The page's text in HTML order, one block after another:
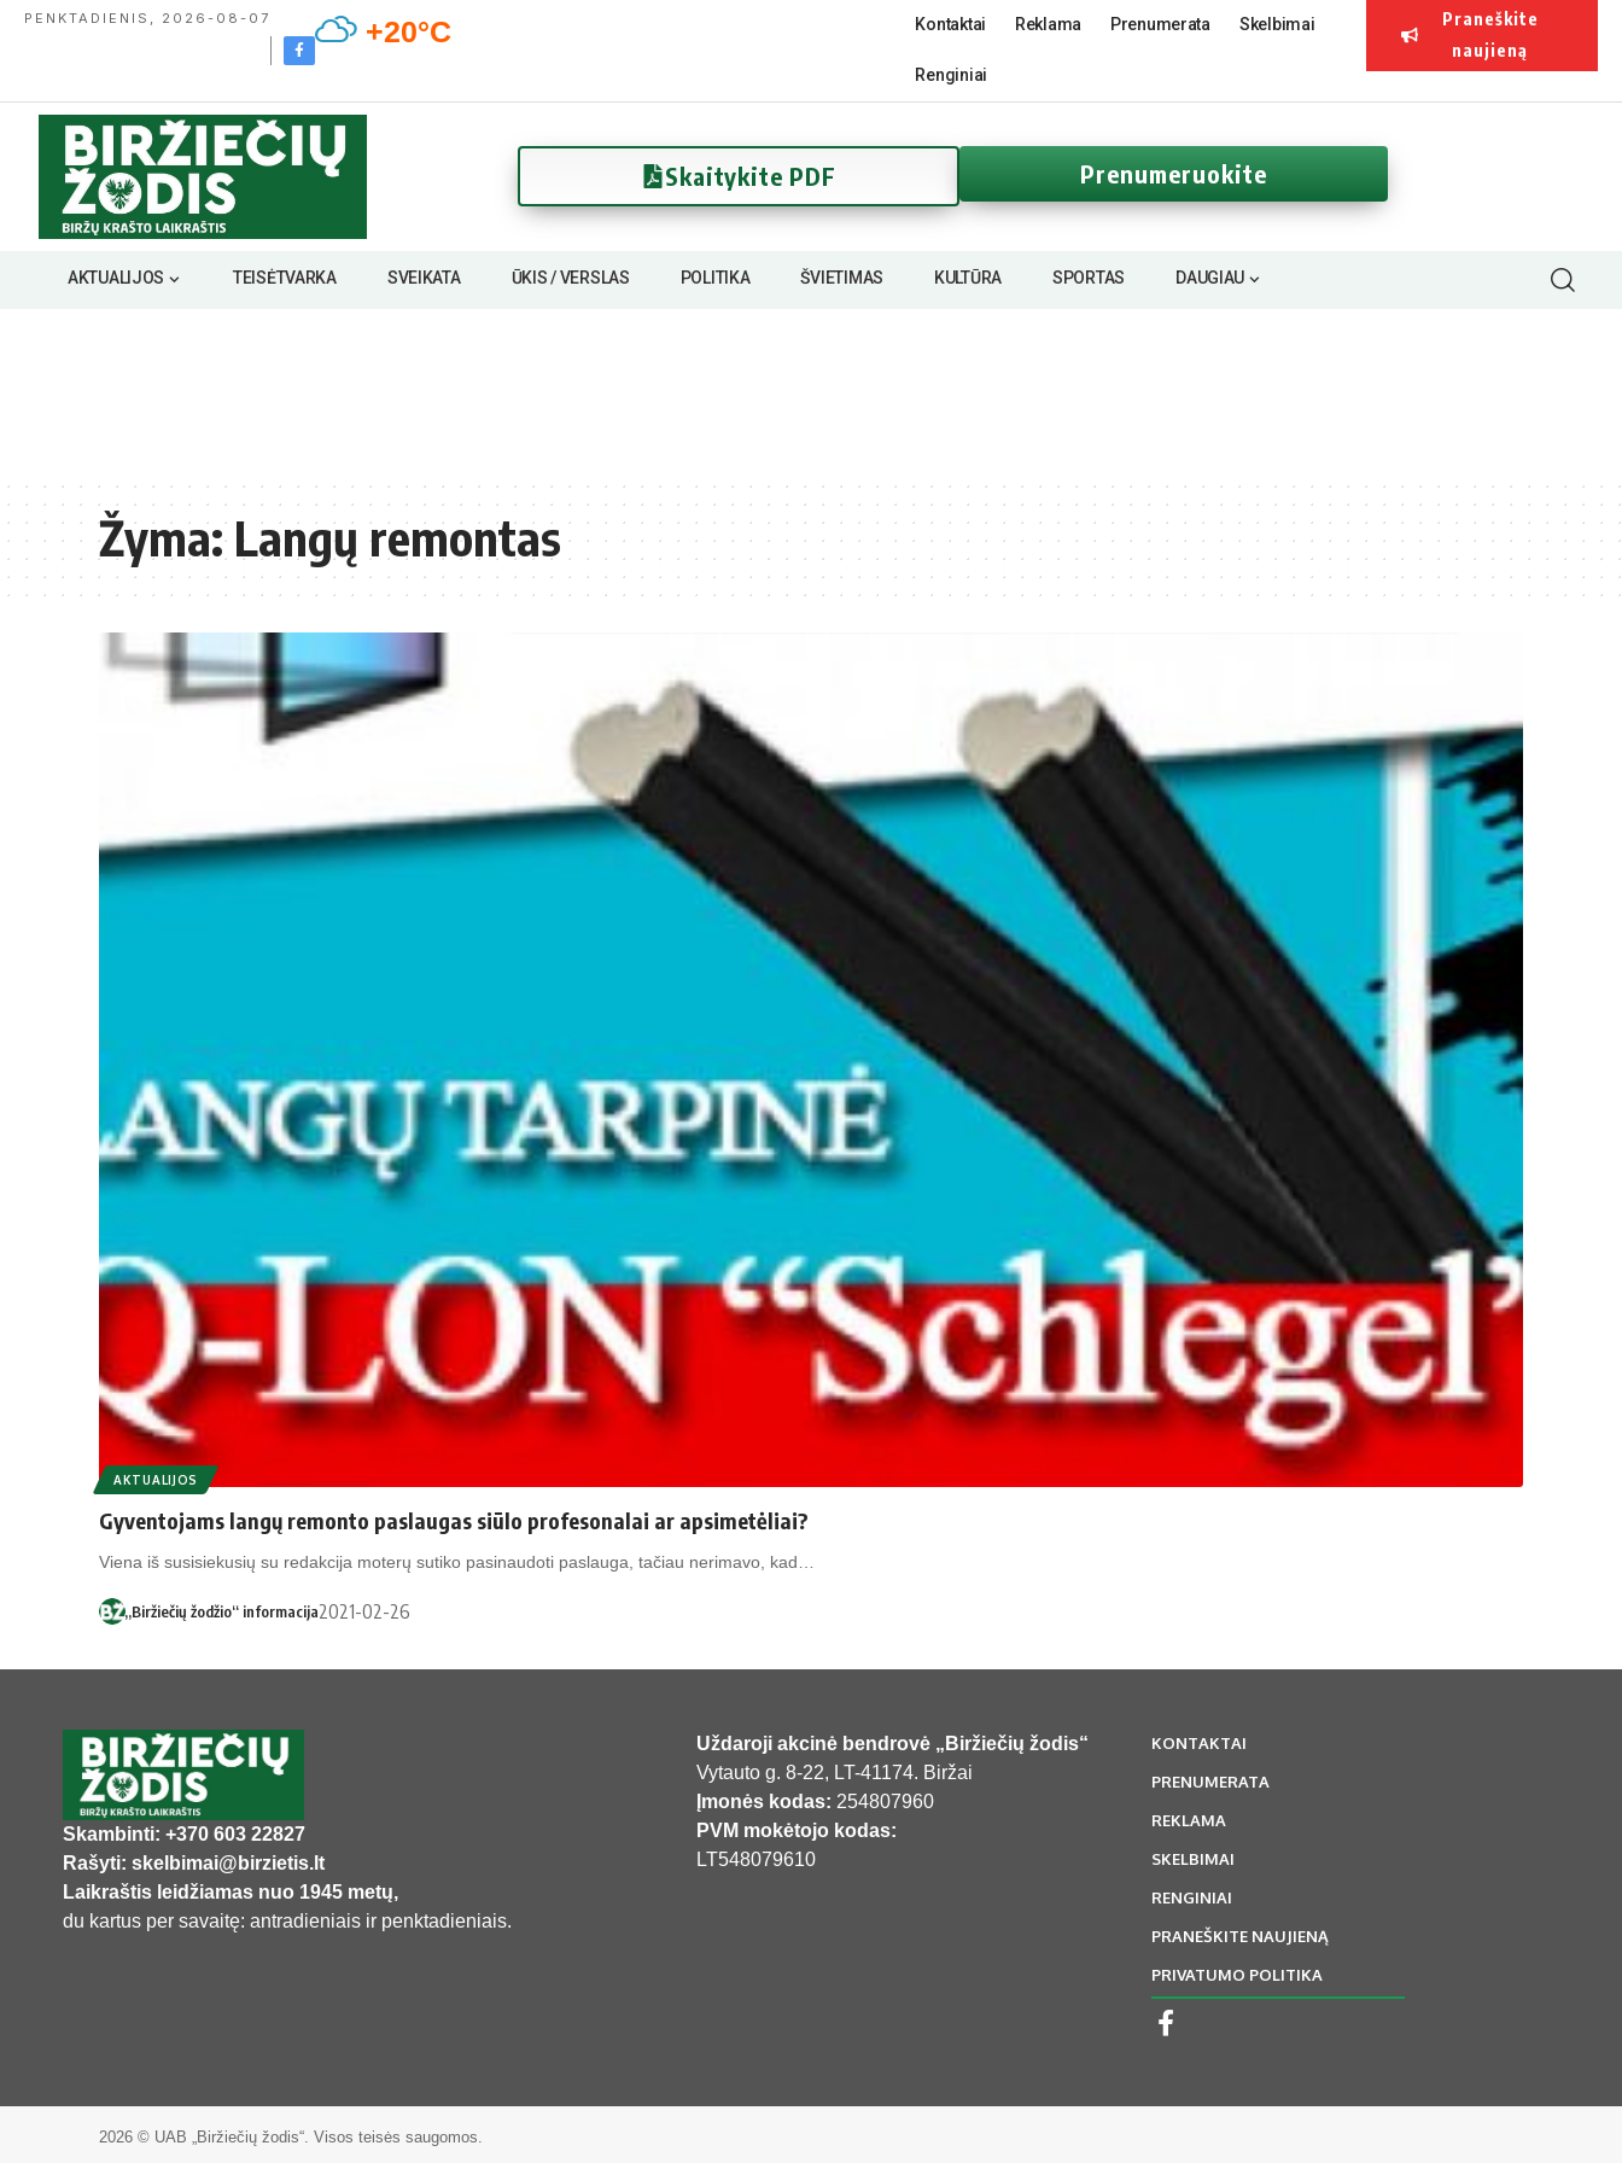
PENKTADIENIS, 2026-08-07 +20°C Kontaktai Reklama Prenumerata Skelbimai
Renginiai
Praneškite
naujieną
Skaitykite PDF Prenumeruokite
AKTUALIJOS TEISĖTVARKA SVEIKATA ŪKIS / VERSLAS POLITIKA ŠVIETIMAS KULTŪRA SPORTAS DAUGIAU
Žyma:Langų remontas
AKTUALIJOS
Gyventojams langų remonto paslaugas siūlo profesonalai ar apsimetėliai?
Viena iš susisiekusių su redakcija moterų sutiko pasinaudoti paslauga, tačiau nerimavo, kad…
„Biržiečių žodžio“ informacija2021-02-26
Skambinti: +370 603 22827
Rašyti: skelbimai@birzietis.lt
Laikraštis leidžiamas nuo 1945 metų,
du kartus per savaitę: antradieniais ir penktadieniais.
Uždaroji akcinė bendrovė „Biržiečių žodis“
Vytauto g. 8-22, LT-41174. Biržai
Įmonės kodas: 254807960
PVM mokėtojo kodas:
LT548079610
KONTAKTAI
PRENUMERATA
REKLAMA
SKELBIMAI
RENGINIAI
PRANEŠKITE NAUJIENĄ
PRIVATUMO POLITIKA
2026 © UAB „Biržiečių žodis“. Visos teisės saugomos.